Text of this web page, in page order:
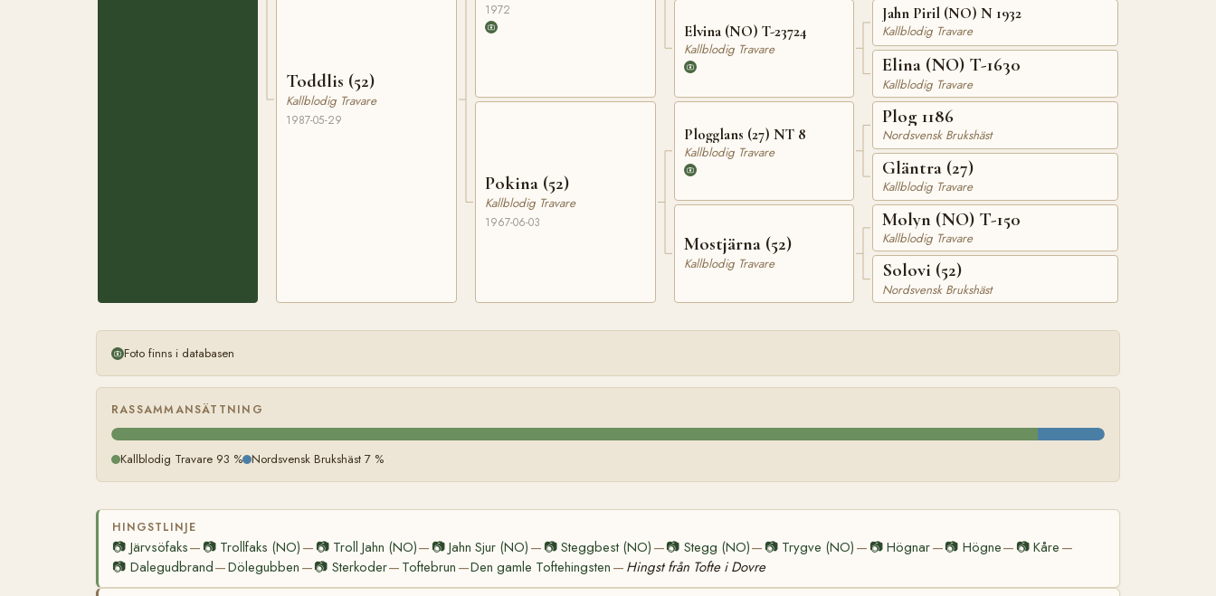
Toddlis (52)
Kallblodig Travare
1987-05-29
1972
Pokina (52)
Kallblodig Travare
1967-06-03
Elvina (NO) T-23724
Kallblodig Travare
Plogglans (27) NT 8
Kallblodig Travare
Mostjärna (52)
Kallblodig Travare
Jahn Piril (NO) N 1932
Kallblodig Travare
Elina (NO) T-1630
Kallblodig Travare
Plog 1186
Nordsvensk Brukshäst
Gläntra (27)
Kallblodig Travare
Molyn (NO) T-150
Kallblodig Travare
Solovi (52)
Nordsvensk Brukshäst
Foto finns i databasen
RASSAMMANSÄTTNING
Kallblodig Travare 93 % Nordsvensk Brukshäst 7 %
HINGSTLINJE
📷 Järvsöfaks— 📷 Trollfaks (NO) — 📷 Troll Jahn (NO)— 📷 Jahn Sjur (NO) — 📷Steggbest (NO) —📷 Stegg (NO)— 📷 Trygve (NO) — 📷Högnar—📷 Högne— 📷Kåre —
📷 Dalegudbrand—Dölegubben —📷 Sterkoder— Toftebrun —Den gamle Toftehingsten — Hingst från Tofte i Dovre